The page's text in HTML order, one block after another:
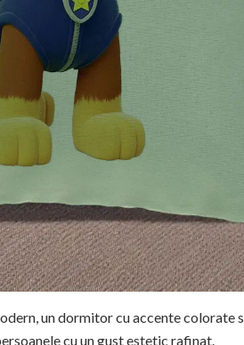
un dormitor cu accente colorate
cu un gust estetic rafinat.